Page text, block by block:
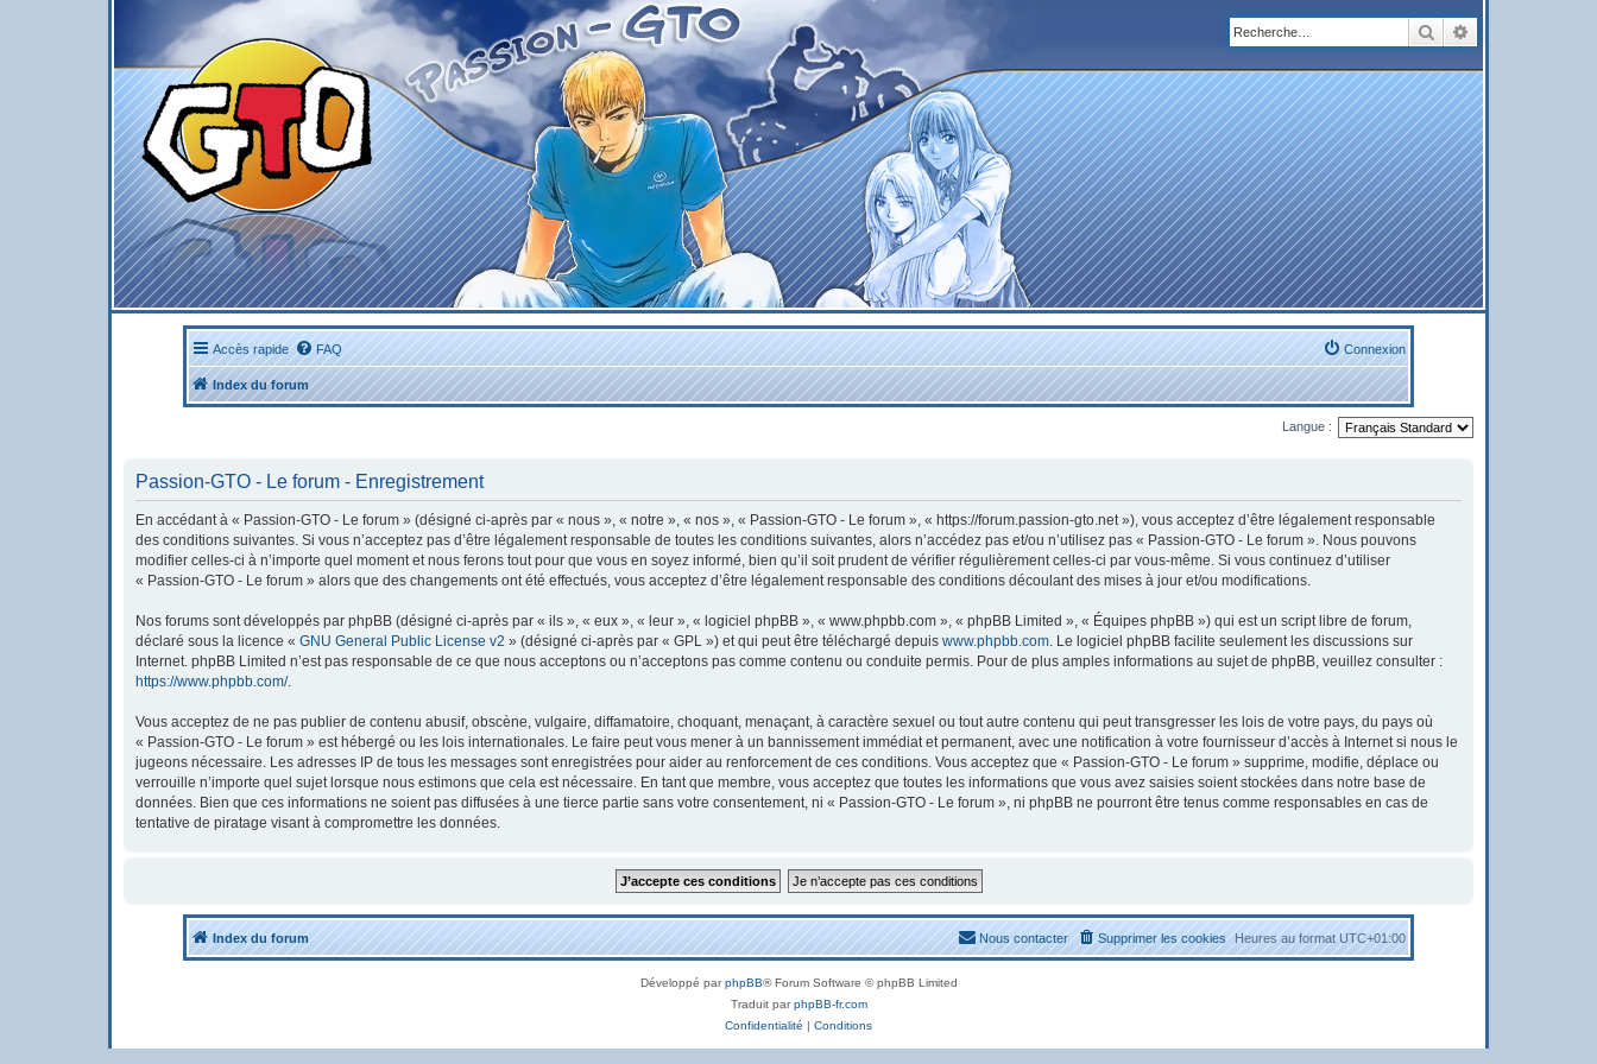
Rechercher
Accès rapide FAQ Connexion
Index du forum
Langue :
Passion-GTO - Le forum - Enregistrement
En accédant à « Passion-GTO - Le forum » (désigné ci-après par « nous », « notre », « nos », « Passion-GTO - Le forum », « https://forum.passion-gto.net »), vous acceptez d’être légalement responsable
des conditions suivantes. Si vous n’acceptez pas d’être légalement responsable de toutes les conditions suivantes, alors n’accédez pas et/ou n’utilisez pas « Passion-GTO - Le forum ». Nous pouvons
modifier celles-ci à n’importe quel moment et nous ferons tout pour que vous en soyez informé, bien qu’il soit prudent de vérifier régulièrement celles-ci par vous-même. Si vous continuez d’utiliser
« Passion-GTO - Le forum » alors que des changements ont été effectués, vous acceptez d’être légalement responsable des conditions découlant des mises à jour et/ou modifications.
Nos forums sont développés par phpBB (désigné ci-après par « ils », « eux », « leur », « logiciel phpBB », « www.phpbb.com », « phpBB Limited », « Équipes phpBB ») qui est un script libre de forum,
déclaré sous la licence « GNU General Public License v2 » (désigné ci-après par « GPL ») et qui peut être téléchargé depuis www.phpbb.com . Le logiciel phpBB facilite seulement les discussions sur
Internet. phpBB Limited n’est pas responsable de ce que nous acceptons ou n’acceptons pas comme contenu ou conduite permis. Pour de plus amples informations au sujet de phpBB, veuillez consulter :
https://www.phpbb.com/.
Vous acceptez de ne pas publier de contenu abusif, obscène, vulgaire, diffamatoire, choquant, menaçant, à caractère sexuel ou tout autre contenu qui peut transgresser les lois de votre pays, du pays où
« Passion-GTO - Le forum » est hébergé ou les lois internationales. Le faire peut vous mener à un bannissement immédiat et permanent, avec une notification à votre fournisseur d’accès à Internet si nous le
jugeons nécessaire. Les adresses IP de tous les messages sont enregistrées pour aider au renforcement de ces conditions. Vous acceptez que « Passion-GTO - Le forum » supprime, modifie, déplace ou
verrouille n’importe quel sujet lorsque nous estimons que cela est nécessaire. En tant que membre, vous acceptez que toutes les informations que vous avez saisies soient stockées dans notre base de
données. Bien que ces informations ne soient pas diffusées à une tierce partie sans votre consentement, ni « Passion-GTO - Le forum », ni phpBB ne pourront être tenus comme responsables en cas de
tentative de piratage visant à compromettre les données.
Index du forum Heures au formatUTC+01:00
Supprimer les cookies
Nous contacter
Développé parphpBB® Forum Software © phpBB Limited
Traduit parphpBB-fr.com
Confidentialité | Conditions